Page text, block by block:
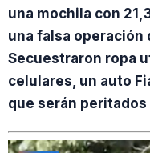
una mochila con
una falsa operación
Secuestraron ropa
celulares, un auto
que serán